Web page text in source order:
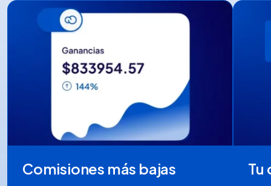
Comisiones más bajas Tu